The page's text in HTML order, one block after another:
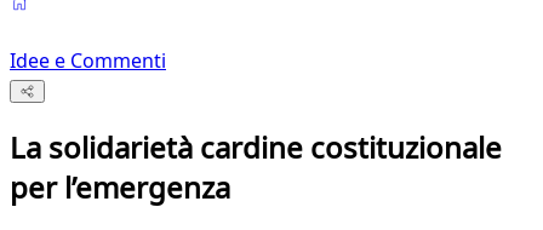
Idee e Commenti
La solidarietà cardine costituzionale
per l’emergenza